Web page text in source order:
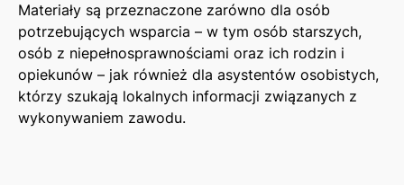
Materiały są przeznaczone zarówno dla osób
potrzebujących wsparcia – w tym osób starszych,
osób z niepełnosprawnościami oraz ich rodzin i
opiekunów – jak również dla asystentów osobistych,
którzy szukają lokalnych informacji związanych z
wykonywaniem zawodu.